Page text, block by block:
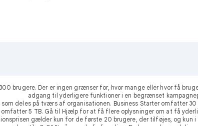
brugere. Der er ingen grænser for, hvor mange eller hvor få
adgang til yderligere funktioner i en begrænset
deles på tværs af organisationen. Business Starter omfatter
omfatter 5 TB. Gå til Hjælp for at få flere oplysninger om at få
gælder kun for de første 20 brugere, der tilføjes, og kun